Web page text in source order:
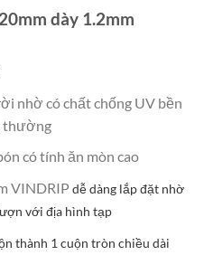
dày 1.2mm
nhờ có chất chống UV bền
thường
có tính ăn mòn cao
VINDRIPdễ dàng lắp đặt nhờ
với địa hình tạp
thành 1 cuộn tròn chiều dài